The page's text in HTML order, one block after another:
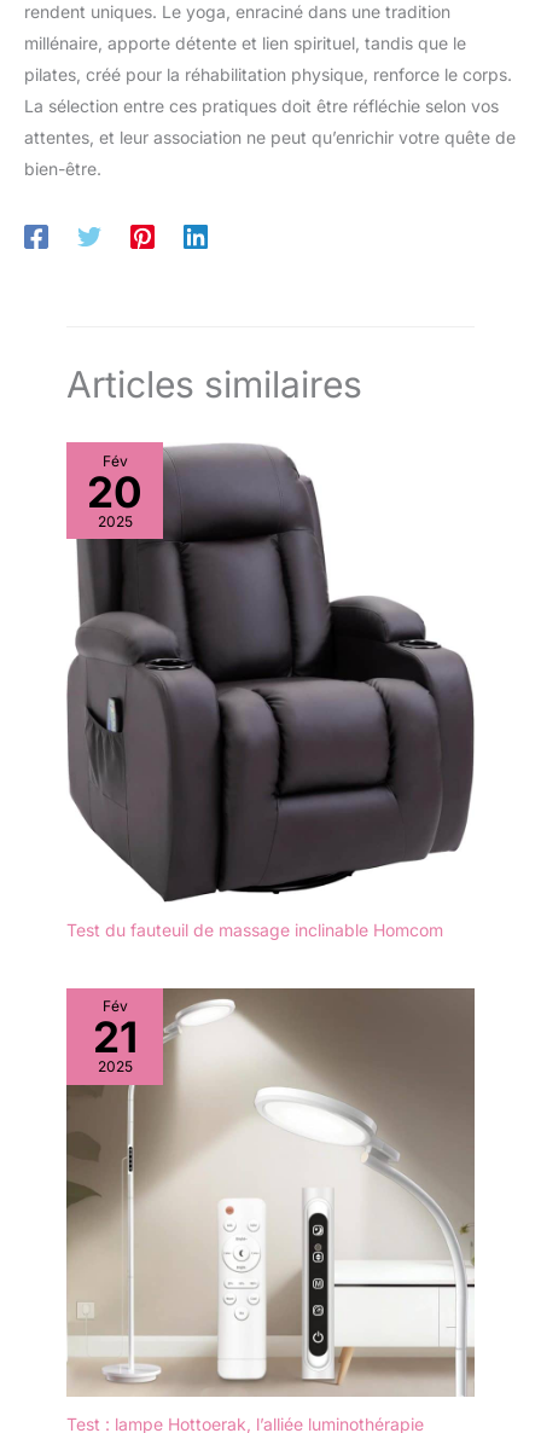
rendent uniques. Le yoga, enraciné dans une tradition
millénaire, apporte détente et lien spirituel, tandis que le
pilates, créé pour la réhabilitation physique, renforce le corps.
La sélection entre ces pratiques doit être réfléchie selon vos
attentes, et leur association ne peut qu’enrichir votre quête de
bien-être.
Articles similaires
Fév
20
2025
Test du fauteuil de massage inclinable Homcom
Fév
21
2025
Test : lampe Hottoerak, l’alliée luminothérapie